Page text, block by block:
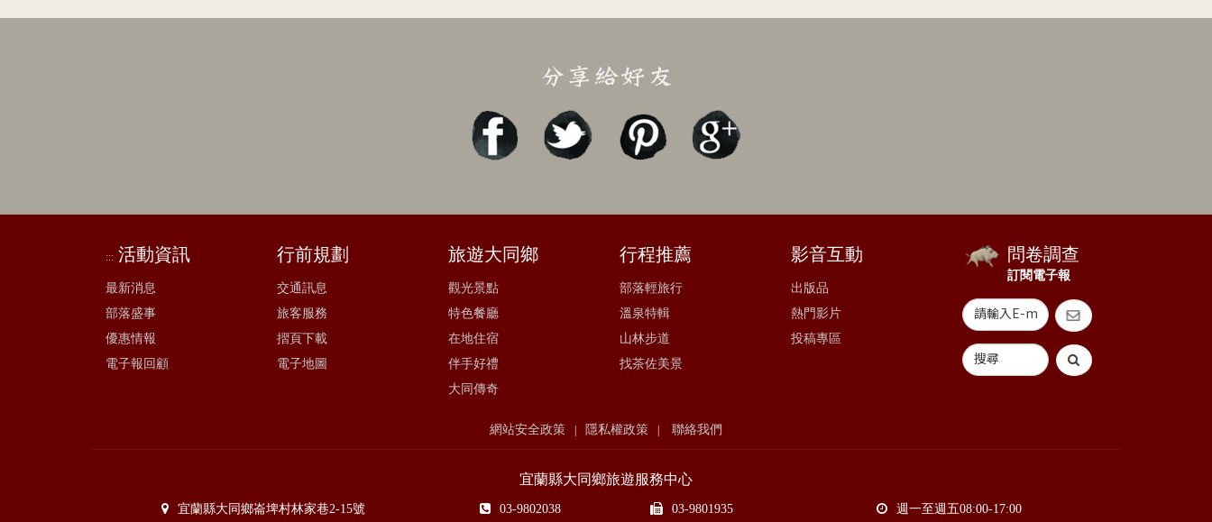
::: 活動資訊
最新消息
部落盛事
優惠情報
電子報回顧
行前規劃
交通訊息
旅客服務
摺頁下載
電子地圖
旅遊大同鄉
觀光景點
特色餐廳
在地住宿
伴手好禮
大同傳奇
行程推薦
部落輕旅行
溫泉特輯
山林步道
找茶佐美景
影音互動
出版品
熱門影片
投稿專區
問卷調查
訂閱電子報
網站安全政策 | 隱私權政策 | 聯絡我們
宜蘭縣大同鄉旅遊服務中心
宜蘭縣大同鄉崙埤村林家巷2-15號 03-9802038 03-9801935 週一至週五08:00-17:00